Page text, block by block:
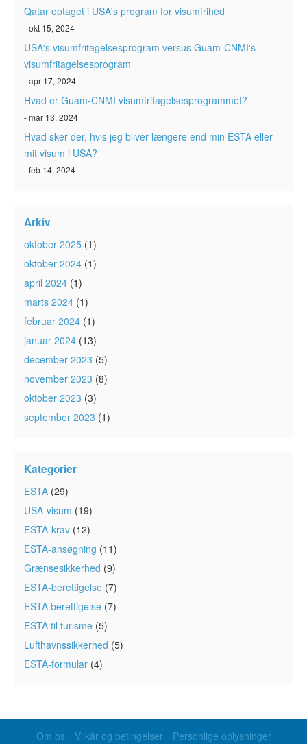
Qatar optaget i USA's program for visumfrihed
- okt 15, 2024
USA's visumfritagelsesprogram versus Guam-CNMI's
visumfritagelsesprogram
- apr 17, 2024
Hvad er Guam-CNMI visumfritagelsesprogrammet?
- mar 13, 2024
Hvad sker der, hvis jeg bliver længere end min ESTA eller
mit visum i USA?
- feb 14, 2024
Arkiv
oktober 2025 (1)
oktober 2024 (1)
april 2024 (1)
marts 2024 (1)
februar 2024 (1)
januar 2024 (13)
december 2023 (5)
november 2023 (8)
oktober 2023 (3)
september 2023 (1)
Kategorier
ESTA (29)
USA-visum (19)
ESTA-krav (12)
ESTA-ansøgning (11)
Grænsesikkerhed (9)
ESTA-berettigelse (7)
ESTA berettigelse (7)
ESTA til turisme (5)
Lufthavnssikkerhed (5)
ESTA-formular (4)
Om os Vilkår og betingelser Personlige oplysninger